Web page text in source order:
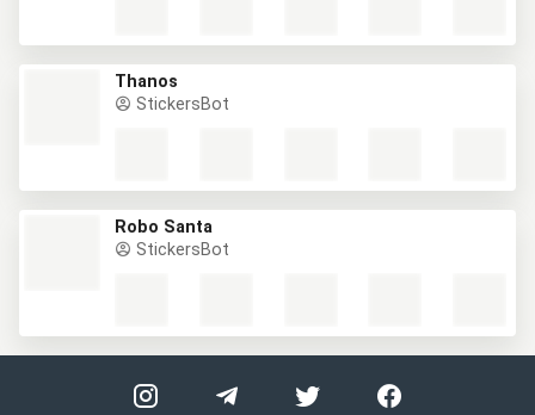
Thanos
StickersBot
Robo Santa
StickersBot